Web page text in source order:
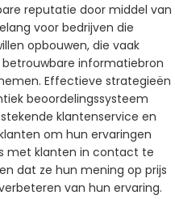
reputatie door middel van
voor bedrijven die
opbouwen, die vaak
informatiebron
Effectieve strategieën
beoordelingssysteem
klantenservice en
om hun ervaringen
met klanten in contact te
dat ze hun mening op prijs
van hun ervaring.